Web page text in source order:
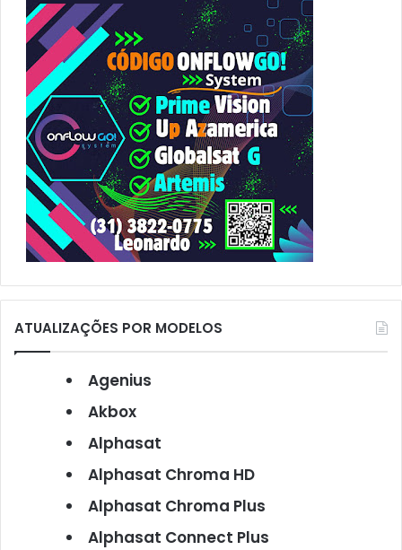
p
o
r
:
ATUALIZAÇÕES POR MODELOS
Agenius
Akbox
Alphasat
Alphasat Chroma HD
Alphasat Chroma Plus
Alphasat Connect Plus